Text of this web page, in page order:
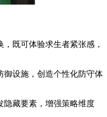
既可体验求生者紧张感，
御设施，创造个性化防守体
隐藏要素，增强策略维度